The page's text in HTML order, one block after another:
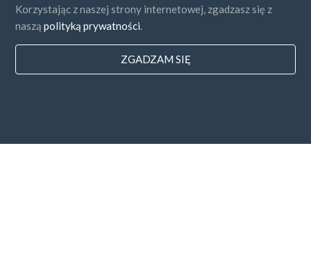
Korzystając z naszej strony internetowej, zgadzasz się z
nasząpolityką prywatności
ZGADZAM SIĘ